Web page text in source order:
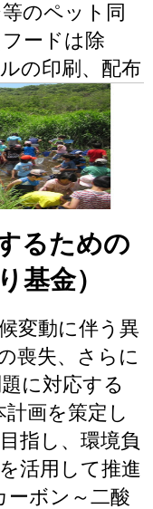
のペット同
ードは除
の印刷、配布
るための
基金）
変動に伴う異
喪失、さらに
に対応する
画を策定し
指し、環境負
活用して推進
ーボン～二酸